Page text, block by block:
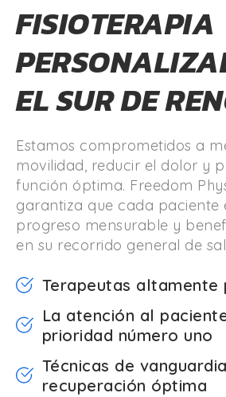
FISIOTERAPIA
EL SUR DE
Estamos comprometidos a
movilidad, reducir el dolor y
función óptima. Freedom
garantiza que cada paciente
progreso mensurable y
en su recorrido general de
Terapeutas altamente
La atención al
prioridad número uno
Técnicas de
recuperación óptima